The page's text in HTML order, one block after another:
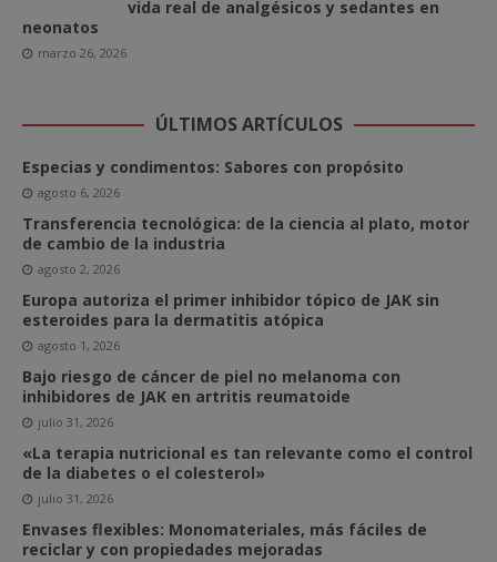
vida real de analgésicos y sedantes en
neonatos
marzo 26, 2026
ÚLTIMOS ARTÍCULOS
Especias y condimentos: Sabores con propósito
agosto 6, 2026
Transferencia tecnológica: de la ciencia al plato, motor
de cambio de la industria
agosto 2, 2026
Europa autoriza el primer inhibidor tópico de JAK sin
esteroides para la dermatitis atópica
agosto 1, 2026
Bajo riesgo de cáncer de piel no melanoma con
inhibidores de JAK en artritis reumatoide
julio 31, 2026
«La terapia nutricional es tan relevante como el control
de la diabetes o el colesterol»
julio 31, 2026
Envases flexibles: Monomateriales, más fáciles de
reciclar y con propiedades mejoradas